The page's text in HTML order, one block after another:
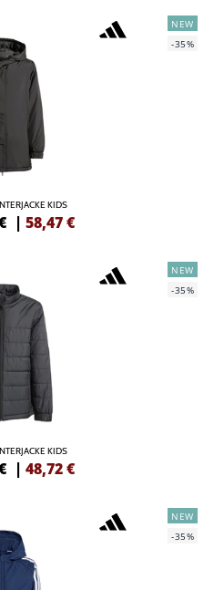
KIDS
| 58,47 €
NEW
-35%
KIDS
| 48,72 €
NEW
-35%
NEW
-35%